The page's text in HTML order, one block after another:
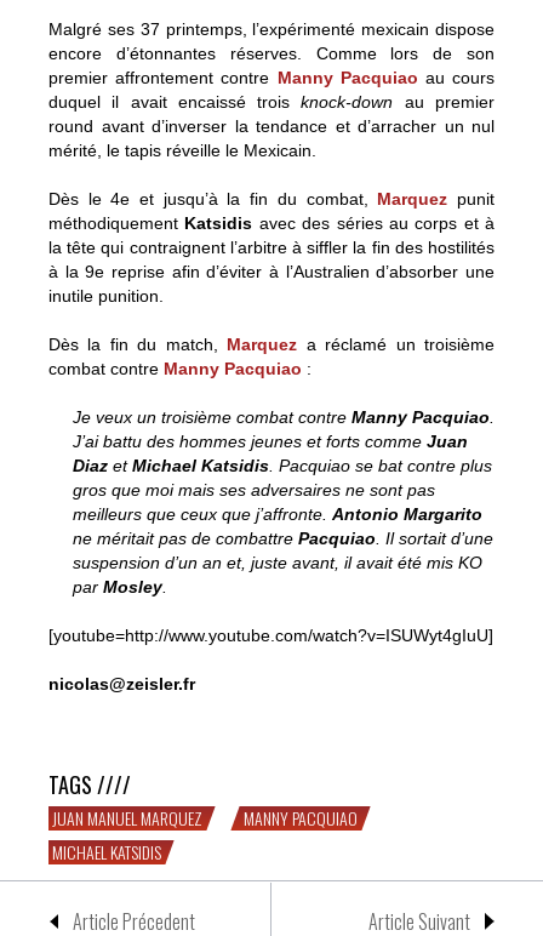
Malgré ses 37 printemps, l’expérimenté mexicain dispose
encore d’étonnantes réserves. Comme lors de son
premier affrontement contre Manny Pacquiao au cours
duquel il avait encaissé troisknock-down au premier
round avant d’inverser la tendance et d’arracher un nul
mérité, le tapis réveille le Mexicain.
Dès le 4e et jusqu’à la fin du combat, Marquez punit
méthodiquement Katsidis avec des séries au corps et à
la tête qui contraignent l’arbitre à siffler la fin des hostilités
à la 9e reprise afin d’éviter à l’Australien d’absorber une
inutile punition.
Dès la fin du match, Marquez a réclamé un troisième
combat contre Manny Pacquiao :
Je veux un troisième combat contre Manny Pacquiao
J’ai battu des hommes jeunes et forts comme Juan
Diaz etMichael Katsidis . Pacquiao se bat contre plus
gros que moi mais ses adversaires ne sont pas
meilleurs que ceux que j’affronte. Antonio Margarito
ne méritait pas de combattre Pacquiao . Il sortait d’une
suspension d’un an et, juste avant, il avait été mis KO
par Mosley.
[youtube=http://www.youtube.com/watch?v=ISUWyt4gIuU]
nicolas@zeisler.fr
TAGS ////
JUAN MANUEL MARQUEZ
MANNY PACQUIAO
MICHAEL KATSIDIS
Article Précedent Article Suivant